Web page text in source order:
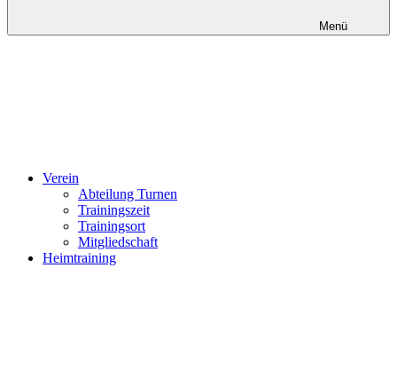
Menü
Verein
Abteilung Turnen
Trainingszeit
Trainingsort
Mitgliedschaft
Heimtraining